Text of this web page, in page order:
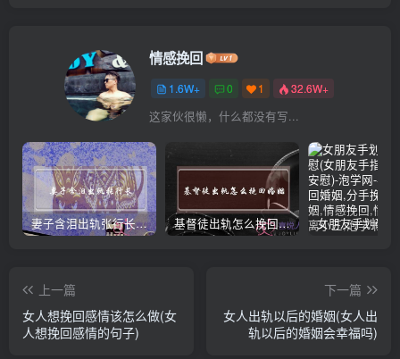
情感挽回
1.6W+ 0 1 32.6W+
这家伙很懒，什么都没有写...
妻子含泪出轨张行长 她说全都是因为家中 基督徒出轨怎么挽回婚姻(基督徒面对出轨婚姻)
上一篇
女人想挽回感情该怎么做(女
人想挽回感情的句子)
下一篇
女人出轨以后的婚姻(女人出
轨以后的婚姻会幸福吗)